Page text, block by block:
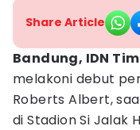
Share Article
Bandung, IDN
melakoni debut
Roberts Albert,
di Stadion Si Jalak